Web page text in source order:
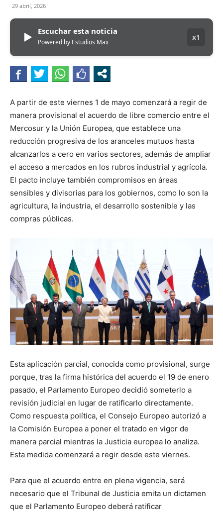
29 abril, 2026
▶ Escuchar esta noticia
Powered by Estudios Max
x1
A partir de este viernes 1 de mayo comenzará a regir de
manera provisional el acuerdo de libre comercio entre el
Mercosur y la Unión Europea, que establece una
reducción progresiva de los aranceles mutuos hasta
alcanzarlos a cero en varios sectores, además de ampliar
el acceso a mercados en los rubros industrial y agrícola.
El pacto incluye también compromisos en áreas
sensibles y divisorias para los gobiernos, como lo son la
agricultura, la industria, el desarrollo sostenible y las
compras públicas.
Esta aplicación parcial, conocida como provisional, surge
porque, tras la firma histórica del acuerdo el 19 de enero
pasado, el Parlamento Europeo decidió someterlo a
revisión judicial en lugar de ratificarlo directamente.
Como respuesta política, el Consejo Europeo autorizó a
la Comisión Europea a poner el tratado en vigor de
manera parcial mientras la Justicia europea lo analiza.
Esta medida comenzará a regir desde este viernes.
Para que el acuerdo entre en plena vigencia, será
necesario que el Tribunal de Justicia emita un dictamen
que el Parlamento Europeo deberá ratificar